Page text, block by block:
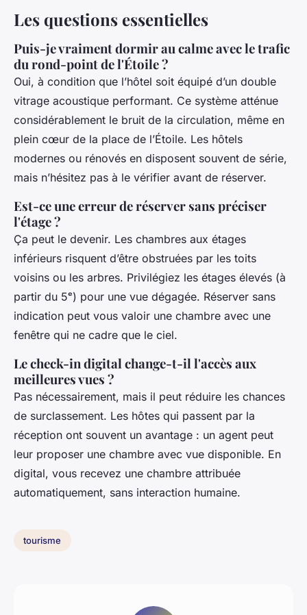
Les questions essentielles
Puis-je vraiment dormir au calme avec le trafic
du rond-point de l'Étoile ?
Oui, à condition que l’hôtel soit équipé d’un double
vitrage acoustique performant. Ce système atténue
considérablement le bruit de la circulation, même en
plein cœur de la place de l’Étoile. Les hôtels
modernes ou rénovés en disposent souvent de série,
mais n’hésitez pas à le vérifier avant de réserver.
Est-ce une erreur de réserver sans préciser
l'étage ?
Ça peut le devenir. Les chambres aux étages
inférieurs risquent d’être obstruées par les toits
voisins ou les arbres. Privilégiez les étages élevés (à
partir du 5ᵉ) pour une vue dégagée. Réserver sans
indication peut vous valoir une chambre avec une
fenêtre qui ne cadre que le ciel.
Le check-in digital change-t-il l'accès aux
meilleures vues ?
Pas nécessairement, mais il peut réduire les chances
de surclassement. Les hôtes qui passent par la
réception ont souvent un avantage : un agent peut
leur proposer une chambre avec vue disponible. En
digital, vous recevez une chambre attribuée
automatiquement, sans interaction humaine.
tourisme